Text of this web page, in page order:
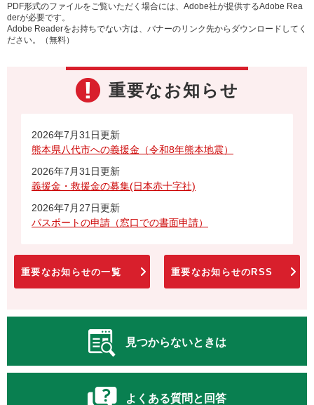
PDF形式のファイルをご覧いただく場合には、Adobe社が提供するAdobe Rea
derが必要です。
Adobe Readerをお持ちでない方は、バナーのリンク先からダウンロードしてく
ださい。（無料）
重要なお知らせ
2026年7月31日更新
熊本県八代市への義援金（令和8年熊本地震）
2026年7月31日更新
義援金・救援金の募集(日本赤十字社)
2026年7月27日更新
パスポートの申請（窓口での書面申請）
重要なお知らせの一覧 重要なお知らせのRSS
見つからないときは
よくある質問と回答